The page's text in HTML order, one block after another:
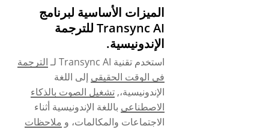
الميزات الأساسية لبرنامج
Transync AI للترجمة
الإندونيسية.
استخدم تقنية Transync AI لـ
الترجمة
في الوقت الحقيقي إلى اللغة
الإندونيسية،,تشغيل الصوت بالذكاء
الاصطناعي باللغة الإندونيسية أثناء
الاجتماعات والمكالمات، و ملاحظات